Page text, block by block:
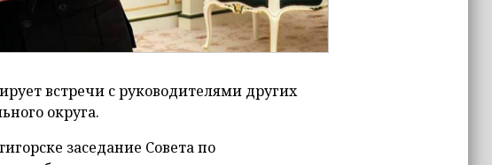
встречи с руководителями других
округа.
заседание Совета по